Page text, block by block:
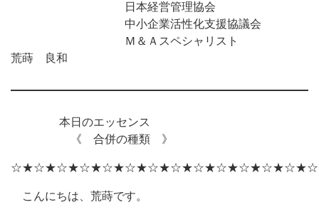
日本経営管理協会
中小企業活性化支援協議会
Ｍ＆Ａスペシャリスト
荒蒔 良和
本日のエッセンス
《 合併の種類 》
こんにちは、荒蒔です。